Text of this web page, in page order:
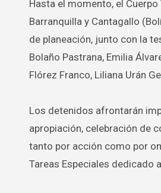
Hasta el momento, el
Barranquilla y Cantagallo
de planeación, junto con la
Bolaño Pastrana, Emilia
Flórez Franco, Liliana Urán
Los detenidos afrontarán
apropiación, celebración de
tanto por acción como por
Tareas Especiales dedicado